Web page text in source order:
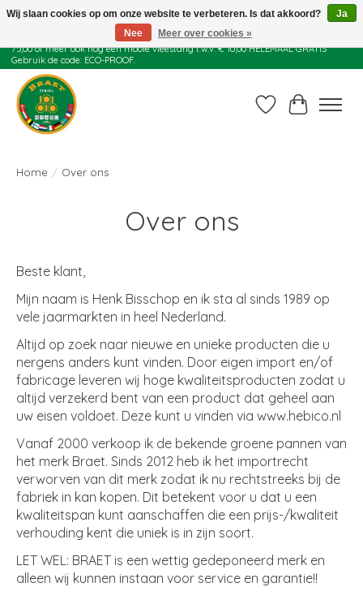
Juli actie: 10% korting op alle ECO-PROOF pannen en bij een bestelling van €
75,00 of meer ook nog een mooie vleestang t.w.v. € 10,00 HELEMAAL GRATIS
Gebruik de code: ECO-PROOF.
Verlanglijst
Home / Over ons
Over ons
Beste klant,
Mijn naam is Henk Bisschop en ik sta al sinds 1989 op
vele jaarmarkten in heel Nederland.
Altijd op zoek naar nieuwe en unieke producten die u
nergens anders kunt vinden. Door eigen import en/of
fabricage leveren wij hoge kwaliteitsproducten zodat u
altijd verzekerd bent van een product dat geheel aan
uw eisen voldoet. Deze kunt u vinden via www.hebico.nl
Vanaf 2000 verkoop ik de bekende groene pannen van
het merk Braet. Sinds 2012 heb ik het importrecht
verworven van dit merk zodat ik nu rechtstreeks bij de
fabriek in kan kopen. Dit betekent voor u dat u een
kwaliteitspan kunt aanschaffen die een prijs-/kwaliteit
verhouding kent die uniek is in zijn soort.
LET WEL: BRAET is een wettig gedeponeerd merk en
alleen wij kunnen instaan voor service en garantie!!
Wij slaan cookies op om onze website te verbeteren. Is dat akkoord?
Ja
Nee
Meer over cookies »